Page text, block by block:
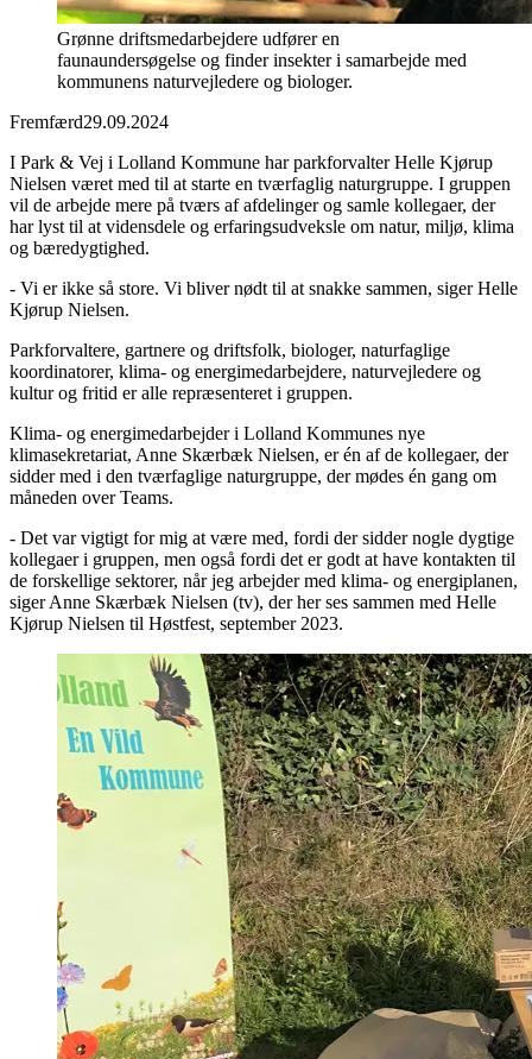
Grønne driftsmedarbejdere udfører en
faunaundersøgelse og finder insekter i samarbejde med
kommunens naturvejledere og biologer.
Fremfærd29.09.2024
I Park & Vej i Lolland Kommune har parkforvalter Helle Kjørup
Nielsen været med til at starte en tværfaglig naturgruppe. I gruppen
vil de arbejde mere på tværs af afdelinger og samle kollegaer, der
har lyst til at vidensdele og erfaringsudveksle om natur, miljø, klima
og bæredygtighed.
- Vi er ikke så store. Vi bliver nødt til at snakke sammen, siger Helle
Kjørup Nielsen.
Parkforvaltere, gartnere og driftsfolk, biologer, naturfaglige
koordinatorer, klima- og energimedarbejdere, naturvejledere og
kultur og fritid er alle repræsenteret i gruppen.
Klima- og energimedarbejder i Lolland Kommunes nye
klimasekretariat, Anne Skærbæk Nielsen, er én af de kollegaer, der
sidder med i den tværfaglige naturgruppe, der mødes én gang om
måneden over Teams.
- Det var vigtigt for mig at være med, fordi der sidder nogle dygtige
kollegaer i gruppen, men også fordi det er godt at have kontakten til
de forskellige sektorer, når jeg arbejder med klima- og energiplanen,
siger Anne Skærbæk Nielsen (tv), der her ses sammen med Helle
Kjørup Nielsen til Høstfest, september 2023.